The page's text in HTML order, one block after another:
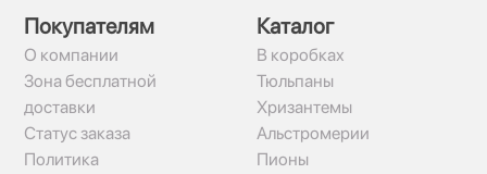
Покупателям
О компании
Зона бесплатной
доставки
Статус заказа
Политика
Каталог
В коробках
Тюльпаны
Хризантемы
Альстромерии
Пионы